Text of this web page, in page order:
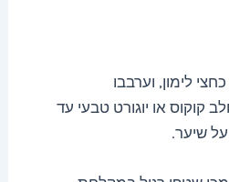
לימון, וערבבו
קוקוס או יוגורט טבעי עד
שיער.